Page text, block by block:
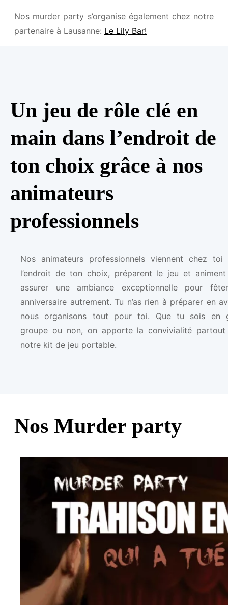
Nos murder party s’organise également chez notre
partenaire à Lausanne: Le Lily Bar!
Un jeu de rôle clé en
main dans l’endroit de
ton choix grâce à nos
animateurs
professionnels
Nos animateurs professionnels viennent chez
l’endroit de ton choix, préparent le jeu et
assurer une ambiance exceptionnelle pour
anniversaire autrement. Tu n’as rien à préparer en
nous organisons tout pour toi. Que tu sois en
groupe ou non, on apporte la convivialité partout
notre kit de jeu portable.
Nos Murder party